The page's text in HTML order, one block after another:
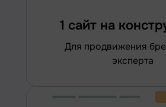
1 сайт на
для продвижения бренда или
эксперта